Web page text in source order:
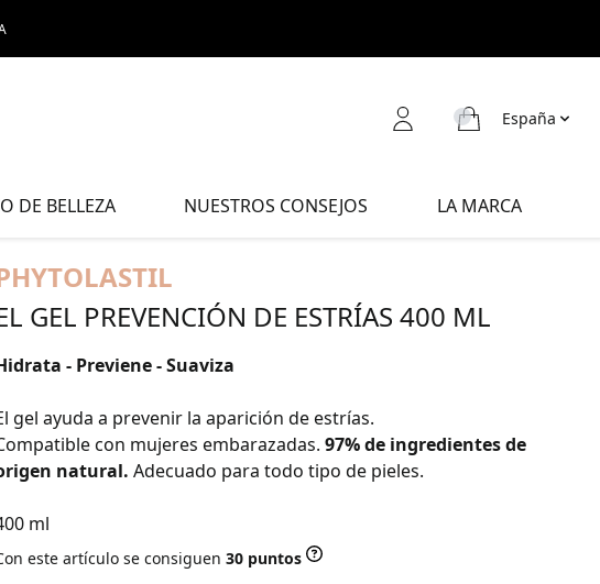
España
DE BELLEZA NUESTROS CONSEJOS LA MARCA
GEL PREVENCIÓN DE ESTRÍAS 400 ML
- Previene - Suaviza
gel ayuda a prevenir la aparición de estrías.
con mujeres embarazadas. 97% de ingredientes de
natural. Adecuado para todo tipo de pieles.
ml
este artículo se consiguen 30 puntos